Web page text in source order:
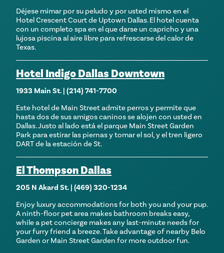
Déjese mimar por su peludo y por usted mismo en el
Hotel Crescent Court de Uptown Dallas. El hotel cuenta
con un completo spa en el que darse un capricho y una
lujosa piscina al aire libre para refrescarse del calor de
Texas.
Hotel Indigo Dallas Downtown
1933 Main St. | (214) 741-7700
Este hotel de Main Street admite perros y permite que
hasta dos de sus amigos caninos se alojen con usted en
Dallas. Justo al lado está el parque Main Street Garden
Park para estirar las piernas y tomar el sol, y el tren ligero
DART de la estación de St.
El Thompson Dallas
205 N Akard St. | (469) 320-1234
Enjoy luxury accommodations for both you and your pup.
A ninth-floor pet area makes bathroom breaks easy,
while a pet concierge makes any last-minute needs for
your furry friend a breeze. Take advantage of nearby Belo
Garden or Main Street Garden for more outdoor fun.